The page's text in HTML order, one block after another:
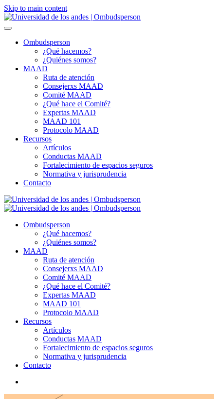
Skip to main content
Ombudsperson
¿Qué hacemos?
¿Quiénes somos?
MAAD
Ruta de atención
Consejerxs MAAD
Comité MAAD
¿Qué hace el Comité?
Expertas MAAD
MAAD 101
Protocolo MAAD
Recursos
Artículos
Conductas MAAD
Fortalecimiento de espacios seguros
Normativa y jurisprudencia
Contacto
Ombudsperson
¿Qué hacemos?
¿Quiénes somos?
MAAD
Ruta de atención
Consejerxs MAAD
Comité MAAD
¿Qué hace el Comité?
Expertas MAAD
MAAD 101
Protocolo MAAD
Recursos
Artículos
Conductas MAAD
Fortalecimiento de espacios seguros
Normativa y jurisprudencia
Contacto